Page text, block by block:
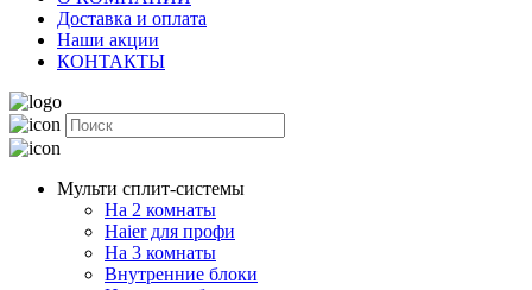
Доставка и оплата
Наши акции
КОНТАКТЫ
Мульти сплит-системы
На 2 комнаты
Haier для профи
На 3 комнаты
Внутренние блоки